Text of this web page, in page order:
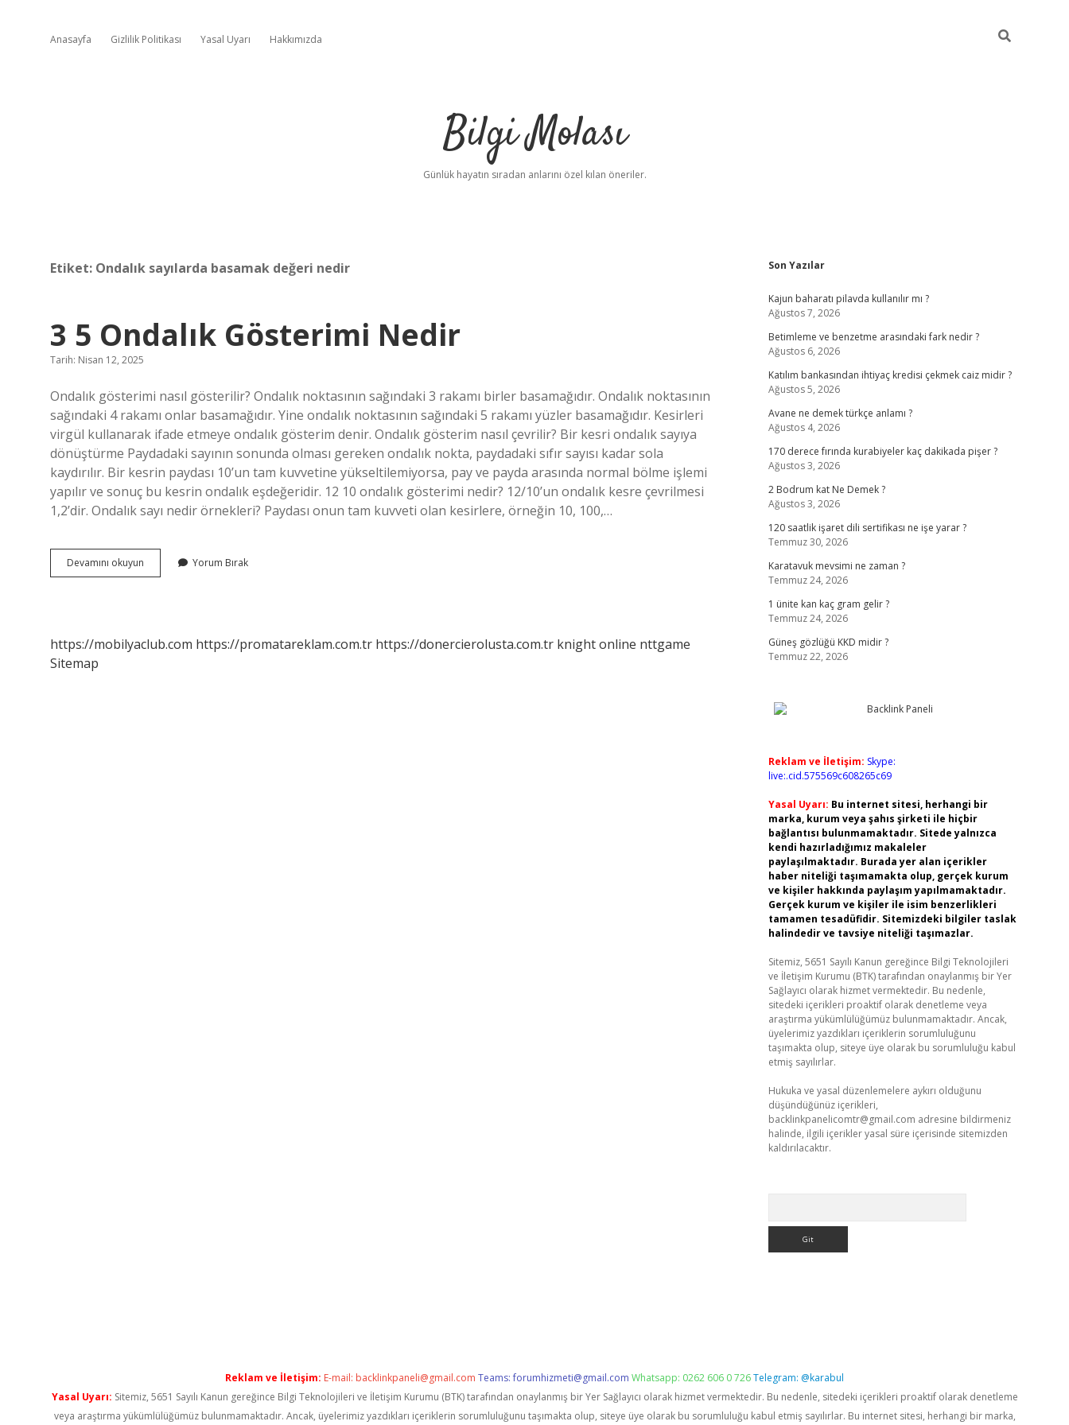
Anasayfa Gizlilik Politikası Yasal Uyarı Hakkımızda
Bilgi Molası
Günlük hayatın sıradan anlarını özel kılan öneriler.
Etiket: Ondalık sayılarda basamak değeri nedir
3 5 Ondalık Gösterimi Nedir
Tarih: Nisan 12, 2025
Ondalık gösterimi nasıl gösterilir? Ondalık noktasının sağındaki 3 rakamı birler basamağıdır. Ondalık noktasının
sağındaki 4 rakamı onlar basamağıdır. Yine ondalık noktasının sağındaki 5 rakamı yüzler basamağıdır. Kesirleri
virgül kullanarak ifade etmeye ondalık gösterim denir. Ondalık gösterim nasıl çevrilir? Bir kesri ondalık sayıya
dönüştürme Paydadaki sayının sonunda olması gereken ondalık nokta, paydadaki sıfır sayısı kadar sola
kaydırılır. Bir kesrin paydası 10’un tam kuvvetine yükseltilemiyorsa, pay ve payda arasında normal bölme işlemi
yapılır ve sonuç bu kesrin ondalık eşdeğeridir. 12 10 ondalık gösterimi nedir? 12/10’un ondalık kesre çevrilmesi
1,2’dir. Ondalık sayı nedir örnekleri? Paydası onun tam kuvveti olan kesirlere, örneğin 10, 100,…
Devamını okuyun
5
Yorum Bırak
https://mobilyaclub.com https://promatareklam.com.tr https://donercierolusta.com.tr knight online nttgame
Sitemap
Sidebar
Son Yazılar
Kajun baharatı pilavda kullanılır mı ?
Ağustos 7, 2026
Betimleme ve benzetme arasındaki fark nedir ?
Ağustos 6, 2026
Katılım bankasından ihtiyaç kredisi çekmek caiz midir ?
Ağustos 5, 2026
Avane ne demek türkçe anlamı ?
Ağustos 4, 2026
170 derece fırında kurabiyeler kaç dakikada pişer ?
Ağustos 3, 2026
2 Bodrum kat Ne Demek ?
Ağustos 3, 2026
120 saatlik işaret dili sertifikası ne işe yarar ?
Temmuz 30, 2026
Karatavuk mevsimi ne zaman ?
Temmuz 24, 2026
1 ünite kan kaç gram gelir ?
Temmuz 24, 2026
Güneş gözlüğü KKD midir ?
Temmuz 22, 2026
Reklam ve İletişim: Skype:
live:.cid.575569c608265c69
Yasal Uyarı: Bu internet sitesi, herhangi bir
marka, kurum veya şahıs şirketi ile hiçbir
bağlantısı bulunmamaktadır. Sitede yalnızca
kendi hazırladığımız makaleler
paylaşılmaktadır. Burada yer alan içerikler
haber niteliği taşımamakta olup, gerçek kurum
ve kişiler hakkında paylaşım yapılmamaktadır.
Gerçek kurum ve kişiler ile isim benzerlikleri
tamamen tesadüfidir. Sitemizdeki bilgiler taslak
halindedir ve tavsiye niteliği taşımazlar.
Sitemiz, 5651 Sayılı Kanun gereğince Bilgi Teknolojileri
ve İletişim Kurumu (BTK) tarafından onaylanmış bir Yer
Sağlayıcı olarak hizmet vermektedir. Bu nedenle,
sitedeki içerikleri proaktif olarak denetleme veya
araştırma yükümlülüğümüz bulunmamaktadır. Ancak,
üyelerimiz yazdıkları içeriklerin sorumluluğunu
taşımakta olup, siteye üye olarak bu sorumluluğu kabul
etmiş sayılırlar.
Hukuka ve yasal düzenlemelere aykırı olduğunu
düşündüğünüz içerikleri,
backlinkpanelicomtr@gmail.com adresine bildirmeniz
halinde, ilgili içerikler yasal süre içerisinde sitemizden
kaldırılacaktır.
Reklam ve İletişim: E-mail: backlinkpaneli@gmail.com Teams:forumhizmeti@gmail.com Whatsapp: 0262 606 0 726Telegram: @karabul
Yasal Uyarı: Sitemiz, 5651 Sayılı Kanun gereğince Bilgi Teknolojileri ve İletişim Kurumu (BTK) tarafından onaylanmış bir Yer Sağlayıcı olarak hizmet vermektedir. Bu nedenle, sitedeki içerikleri proaktif olarak denetleme
veya araştırma yükümlülüğümüz bulunmamaktadır. Ancak, üyelerimiz yazdıkları içeriklerin sorumluluğunu taşımakta olup, siteye üye olarak bu sorumluluğu kabul etmiş sayılırlar. Bu internet sitesi, herhangi bir marka,